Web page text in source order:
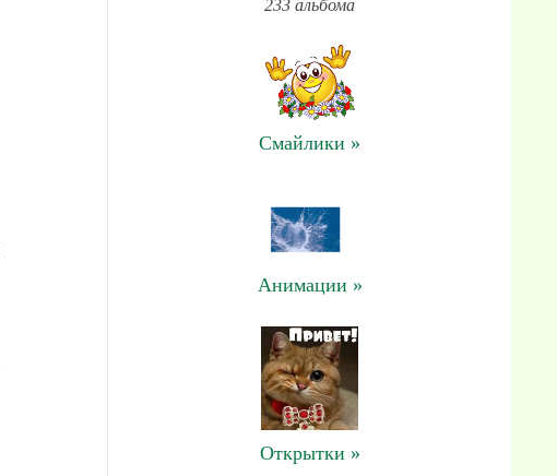
233 альбома
Смайлики »
Анимации »
Открытки »